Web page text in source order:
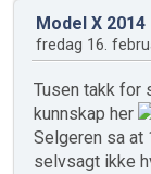
Model X 2014
fredag 16.
Tusen takk for
kunnskap her
Selgeren sa at
selvsagt ikke